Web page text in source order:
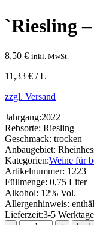
`Riesling
8,50 € inkl. MwSt.
11,33 € / L
zzgl. Versand
Jahrgang:2022
Rebsorte: Riesling
Geschmack: trocken
Anbaugebiet:
Kategorien:Weine für
Artikelnummer: 1223
Füllmenge: 0,75 Liter
Alkohol: 12% Vol.
Allergenhinweis:
Lieferzeit:3-5 Werktage